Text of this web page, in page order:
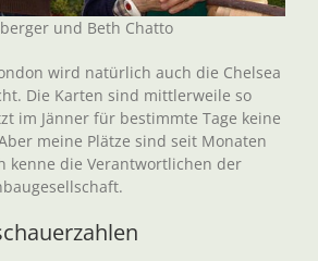
und Beth Chatto
wird natürlich auch die Chelsea
Die Karten sind mittlerweile so
im Jänner für bestimmte Tage keine
meine Plätze sind seit Monaten
kenne die Verantwortlichen der